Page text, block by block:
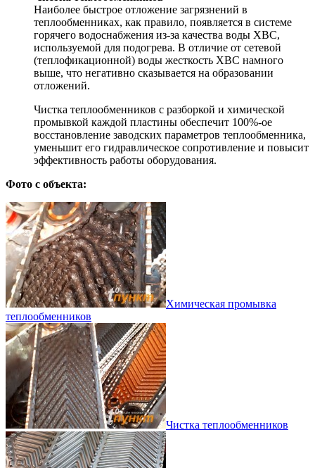
Наиболее быстрое отложение загрязнений в
теплообменниках, как правило, появляется в системе
горячего водоснабжения из-за качества воды ХВС,
используемой для подогрева. В отличие от сетевой
(теплофикационной) воды жесткость ХВС намного
выше, что негативно сказывается на образовании
отложений.
Чистка теплообменников с разборкой и химической
промывкой каждой пластины обеспечит 100%-ое
восстановление заводских параметров теплообменника,
уменьшит его гидравлическое сопротивление и повысит
эффективность работы оборудования.
Фото с объекта:
Химическая промывка
теплообменников
Чистка теплообменников